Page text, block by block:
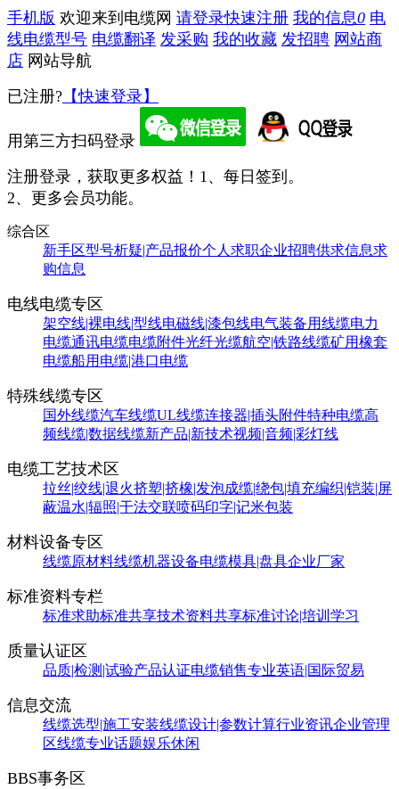
手机版 欢迎来到电缆网 请登录快速注册 我的信息0 电
线电缆型号 电缆翻译 发采购 我的收藏 发招聘 网站商
店 网站导航
已注册? 【快速登录】
用第三方扫码登录
注册登录，获取更多权益！ 1、每日签到。
2、更多会员功能。
综合区
新手区型号析疑|产品报价个人求职企业招聘供求信息求
购信息
电线电缆专区
架空线|裸电线|型线电磁线|漆包线电气装备用线缆电力
电缆通讯电缆电缆附件光纤光缆航空|铁路线缆矿用橡套
电缆船用电缆|港口电缆
特殊线缆专区
国外线缆汽车线缆UL线缆连接器|插头附件特种电缆高
频线缆|数据线缆新产品|新技术视频|音频|彩灯线
电缆工艺技术区
拉丝|绞线|退火挤塑|挤橡|发泡成缆|绕包|填充编织|铠装|屏
蔽温水|辐照|干法交联喷码印字|记米包装
材料设备专区
线缆原材料线缆机器设备电缆模具|盘具企业厂家
标准资料专栏
标准求助标准共享技术资料共享标准讨论|培训学习
质量认证区
品质|检测|试验产品认证电缆销售专业英语|国际贸易
信息交流
线缆选型|施工安装线缆设计|参数计算行业资讯企业管理
区线缆专业话题娱乐休闲
BBS事务区